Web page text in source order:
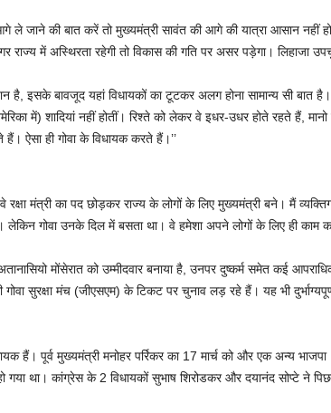
ले जाने की बात करें तो मुख्यमंत्री सावंत की आगे की यात्रा आसान नहीं
राज्य में अस्थिरता रहेगी तो विकास की गति पर असर पड़ेगा। लिहाजा
है, इसके बावजूद यहां विधायकों का टूटकर अलग होना सामान्य सी बात
में) शादियां नहीं होतीं। रिश्ते को लेकर वे इधर-उधर होते रहते हैं, मानो
ऐसा ही गोवा के विधायक करते हैं।’’
वे रक्षा मंत्री का पद छोड़कर राज्य के लोगों के लिए मुख्यमंत्री बने। मैं
लेकिन गोवा उनके दिल में बसता था। वे हमेशा अपने लोगों के लिए ही काम
मोंसेरात को उम्मीदवार बनाया है, उनपर दुष्कर्म समेत कई
सुरक्षा मंच (जीएसएम) के टिकट पर चुनाव लड़ रहे हैं। यह भी
हैं। पूर्व मुख्यमंत्री मनोहर पर्रिकर का 17 मार्च को और एक अन्य भाजपा
गया था। कांग्रेस के 2 विधायकों सुभाष शिरोडकर और दयानंद सोप्टे ने